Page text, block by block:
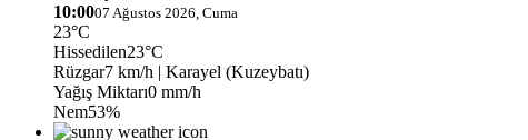
10:0007 Ağustos 2026, Cuma
23°C
Hissedilen23°C
Rüzgar7 km/h | Karayel (Kuzeybatı)
Yağış Miktarı0 mm/h
Nem53%